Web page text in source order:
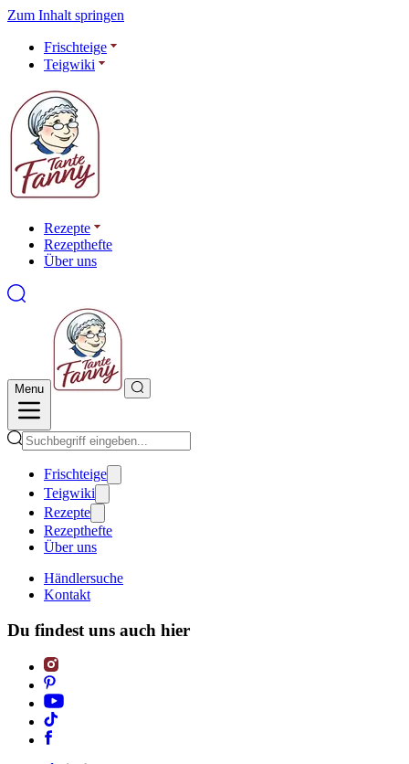
Zum Inhalt springen
Frischteige
Teigwiki
Rezepte
Rezepthefte
Über uns
Menu
Frischteige
Teigwiki
Rezepte
Rezepthefte
Über uns
Händlersuche
Kontakt
Du findest uns auch hier